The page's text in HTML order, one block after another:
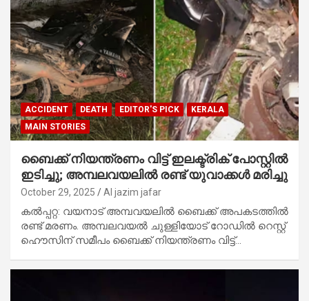
ACCIDENT DEATH EDITOR'S PICK
KERALA
MAIN STORIES
ബൈക്ക് നിയന്ത്രണം വിട്ട് ഇലക്ട്രിക് പോസ്റ്റിൽ
ഇടിച്ചു; അമ്പലവയലിൽ രണ്ട് യുവാക്കൾ മരിച്ചു
October 29, 2025 Al jazim jafar
കൽപ്പറ്റ: വയനാട് അമ്പവയലിൽ ബൈക്ക് അപകടത്തിൽ
രണ്ട് മരണം. അമ്പലവയൽ ചുള്ളിയോട് റോഡിൽ റെസ്റ്റ്
ഹൌസിന് സമീപം ബൈക്ക് നിയന്ത്രണം വിട്ട്…